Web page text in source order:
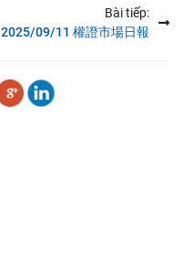
Bài tiếp:
2025/09/11 權證市場日報